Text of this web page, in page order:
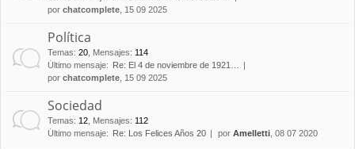
por chatcomplete , 15 09 2025
Política
Temas: 20 Mensajes: 114
Último mensaje:
Re: El 4 de noviembre de 1921…
por chatcomplete , 15 09 2025
Sociedad
Temas: 12 Mensajes: 112
Último mensaje:
Re: Los Felices Años 20 por Amelletti , 08 07 2020